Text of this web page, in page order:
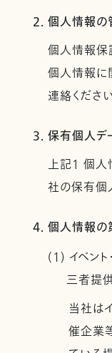
2. 個人情報の
個人情報
個人情報に
連絡ください
3. 保有個人デ
上記１ 個人
社の保有個
4. 個人情報の
(1) イベン
三者提
当社は
催企業